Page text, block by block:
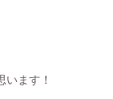
ます！